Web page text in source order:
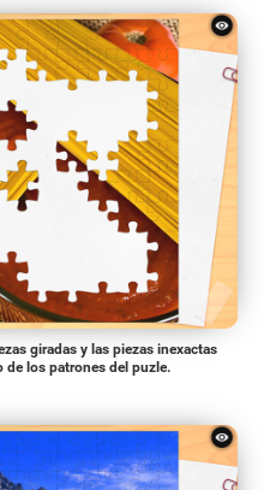
giradas y las piezas inexactas
los patrones del puzle.